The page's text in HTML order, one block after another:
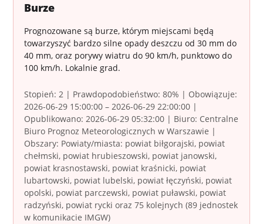
Burze
Prognozowane są burze, którym miejscami będą
towarzyszyć bardzo silne opady deszczu od 30 mm do
40 mm, oraz porywy wiatru do 90 km/h, punktowo do
100 km/h. Lokalnie grad.
Stopień: 2 | Prawdopodobieństwo: 80% | Obowiązuje:
2026-06-29 15:00:00 – 2026-06-29 22:00:00 |
Opublikowano: 2026-06-29 05:32:00 | Biuro: Centralne
Biuro Prognoz Meteorologicznych w Warszawie |
Obszary: Powiaty/miasta: powiat biłgorajski, powiat
chełmski, powiat hrubieszowski, powiat janowski,
powiat krasnostawski, powiat kraśnicki, powiat
lubartowski, powiat lubelski, powiat łęczyński, powiat
opolski, powiat parczewski, powiat puławski, powiat
radzyński, powiat rycki oraz 75 kolejnych (89 jednostek
w komunikacie IMGW)